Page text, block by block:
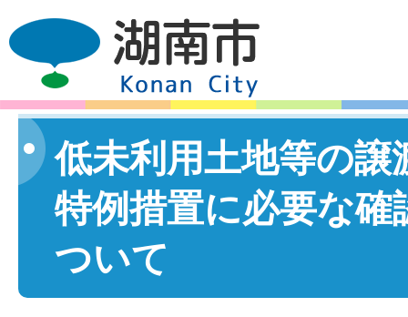
低未利用土地等の譲
特例措置に必要な確
ついて